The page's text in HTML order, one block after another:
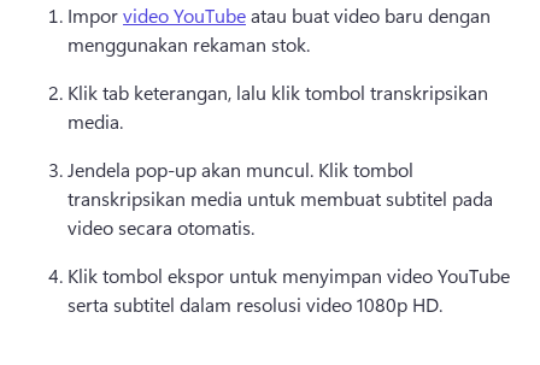
Impor video YouTube atau buat video baru dengan
menggunakan rekaman stok.
Klik tab keterangan, lalu klik tombol transkripsikan
media.
Jendela pop-up akan muncul. Klik tombol
transkripsikan media untuk membuat subtitel pada
video secara otomatis.
Klik tombol ekspor untuk menyimpan video YouTube
serta subtitel dalam resolusi video 1080p HD.